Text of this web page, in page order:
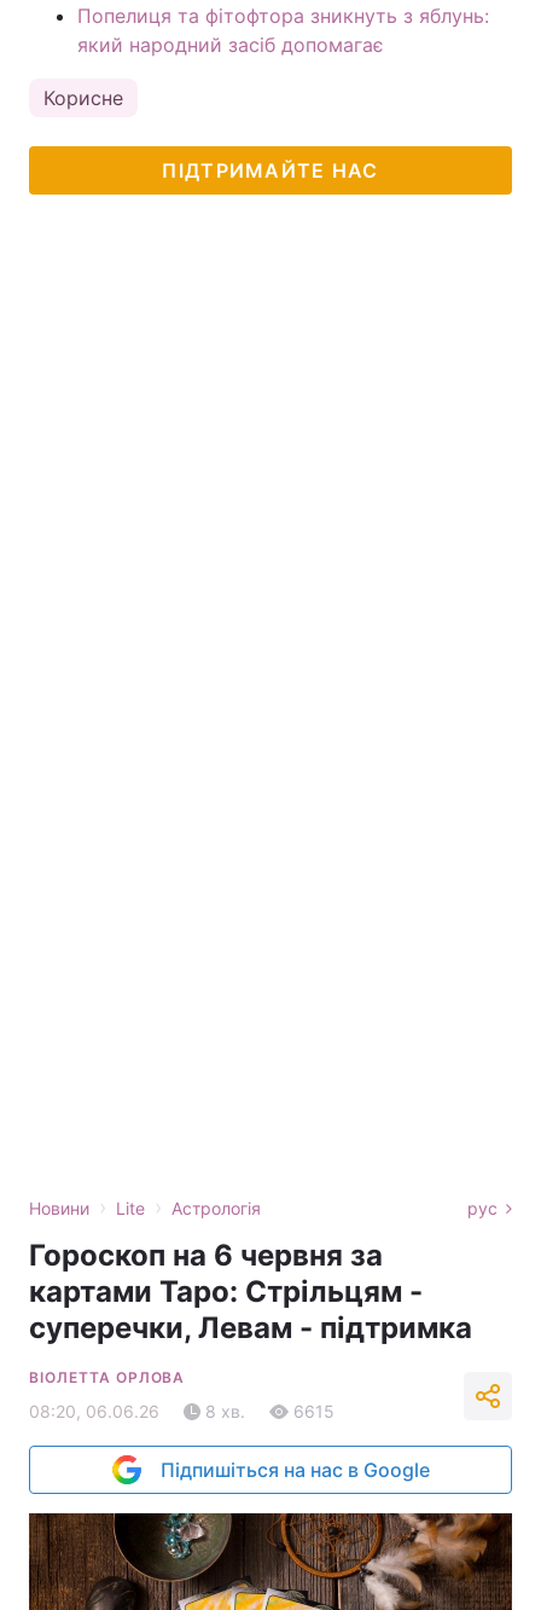
Попелиця та фітофтора зникнуть з яблунь:
який народний засіб допомагає
Корисне
ПІДТРИМАЙТЕ НАС
Новини › Lite › Астрологія рус
Гороскоп на 6 червня за
картами Таро: Стрільцям -
суперечки, Левам - підтримка
ВІОЛЕТТА ОРЛОВА
08:20, 06.06.26 8 хв. 6615
Підпишіться на нас в Google